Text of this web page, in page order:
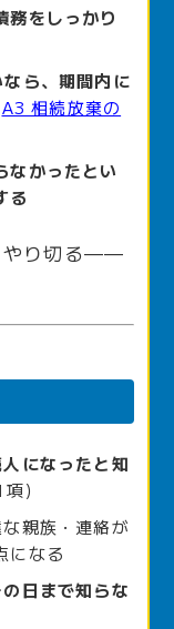
務をしっかり
ら、期間内に
A3 相続放棄の
なかったとい
る
やり切る——
になったと知
）
親族・連絡が
になる
日まで知らな